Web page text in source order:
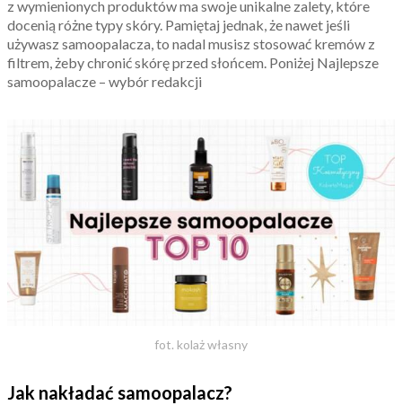
z wymienionych produktów ma swoje unikalne zalety, które
docenią różne typy skóry. Pamiętaj jednak, że nawet jeśli
używasz samoopalacza, to nadal musisz stosować kremów z
filtrem, żeby chronić skórę przed słońcem. Poniżej Najlepsze
samoopalacze – wybór redakcji
fot. kolaż własny
Jak nakładać samoopalacz?